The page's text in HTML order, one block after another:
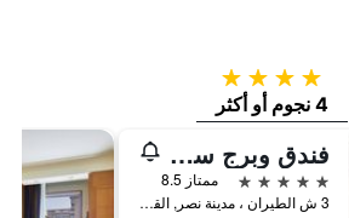
4 نجوم
4 نجوم أو أكثر
فندق وبرج سونستا القاهرة وكازينو
5 نجوم
ممتاز 8.5
3 ش الطيران ، مدينة نصر, القاهرة, مصر